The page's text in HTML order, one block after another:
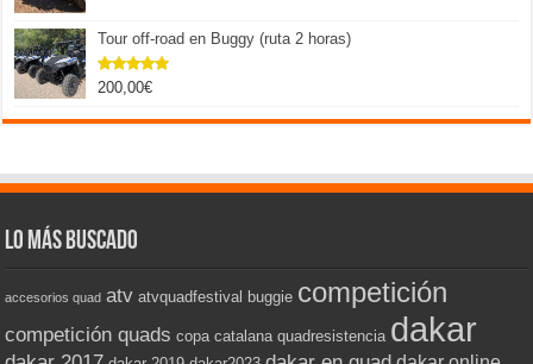
Tour off-road en Buggy (ruta 2 horas)
Valorado
de 5
200,00€
Lo más buscado
accesorios quad atv atvquadfestival buggie competición
competición quads copa catalana quadresistencia dakar